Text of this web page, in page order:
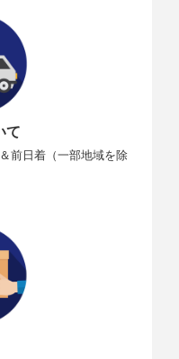
て
前日着（一部地域を除